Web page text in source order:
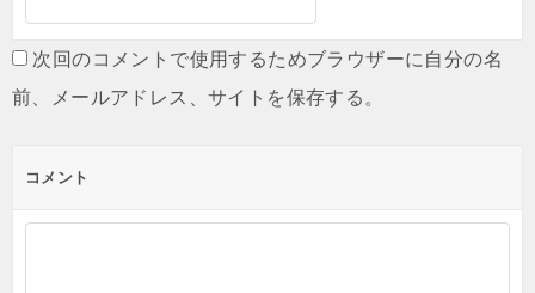
次回のコメントで使用するためブラウザーに自分の名
前、メールアドレス、サイトを保存する。
コメント